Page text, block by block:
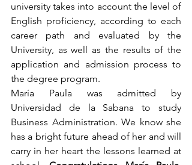
university takes into account the level of
English proficiency, according to each
career path and evaluated by the
University, as well as the results of the
application and admission process to
the degree program.
María Paula was admitted by
Universidad de la Sabana to study
Business Administration. We know she
has a bright future ahead of her and will
carry in her heart the lessons learned at